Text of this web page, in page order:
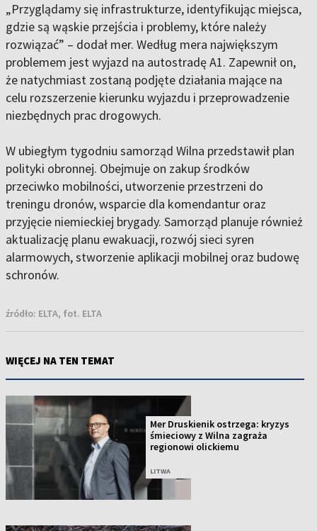
„Przyglądamy się infrastrukturze, identyfikując miejsca,
gdzie są wąskie przejścia i problemy, które należy
rozwiązać” – dodał mer. Według mera największym
problemem jest wyjazd na autostradę A1. Zapewnił on,
że natychmiast zostaną podjęte działania mające na
celu rozszerzenie kierunku wyjazdu i przeprowadzenie
niezbędnych prac drogowych.
W ubiegłym tygodniu samorząd Wilna przedstawił plan
polityki obronnej. Obejmuje on zakup środków
przeciwko mobilności, utworzenie przestrzeni do
treningu dronów, wsparcie dla komendantur oraz
przyjęcie niemieckiej brygady. Samorząd planuje również
aktualizację planu ewakuacji, rozwój sieci syren
alarmowych, stworzenie aplikacji mobilnej oraz budowę
schronów.
źródło: ELTA, fot. ELTA
WIĘCEJ NA TEN TEMAT
Mer Druskienik ostrzega: kryzys
śmieciowy z Wilna zagraża
regionowi olickiemu
LITWA